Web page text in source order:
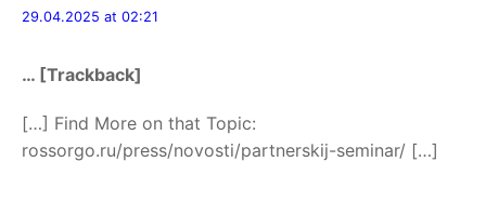
29.04.2025 at 02:21
… [Trackback]
[…] Find More on that Topic:
rossorgo.ru/press/novosti/partnerskij-seminar/ […]